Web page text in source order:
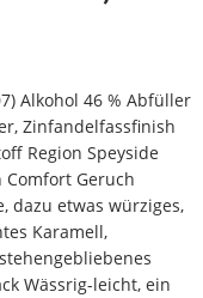
Alkohol 46 % Abfüller
Zinfandelfassfinish
Region Speyside
Comfort Geruch
dazu etwas würziges,
Karamell,
Wässrig-leicht, ein